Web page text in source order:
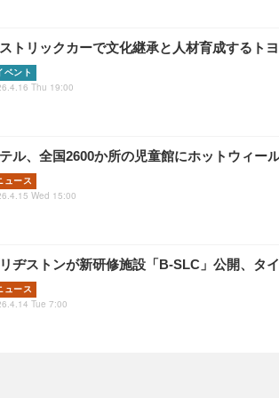
トリックカーで文化継承と人材育成するト
ベント
Thu 19:00
ル、全国2600か所の児童館にホットウィー
ュース
Wed 15:00
ヂストンが新研修施設「B-SLC」公開、タ
ュース
Tue 7:00